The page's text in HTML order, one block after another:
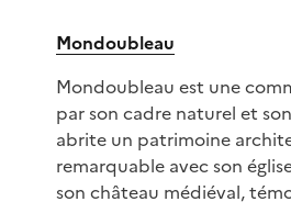
Mondoubleau
Mondoubleau est une
par son cadre naturel et
abrite un patrimoine
remarquable avec son
son château médiéval,